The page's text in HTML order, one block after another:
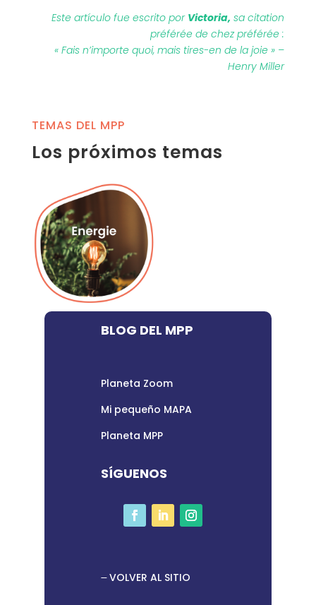
Este artículo fue escrito por Victoria, sa citation
préférée de chez préférée :
« Fais n’importe quoi, mais tires-en de la joie » –
Henry Miller
TEMAS DEL MPP
Los próximos temas
BLOG DEL MPP
Planeta Zoom
Mi pequeño MAPA
Planeta MPP
SÍGUENOS
VOLVER AL SITIO